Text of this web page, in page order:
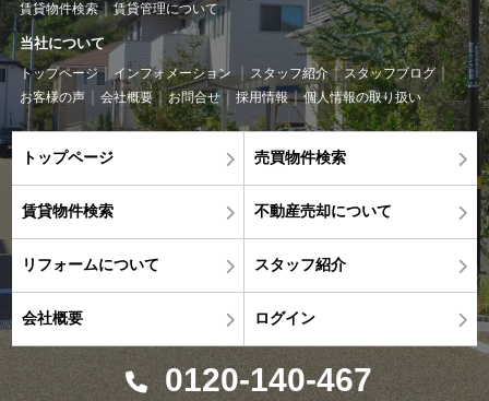
賃貸物件検索 賃貸管理について
当社について
トップページ インフォメーション スタッフ紹介
スタッフブログ
お客様の声
会社概要 お問合せ 採用情報 個人情報の取り扱い
トップページ 売買物件検索
賃貸物件検索 不動産売却について
リフォームについて スタッフ紹介
会社概要 ログイン
0120-140-467